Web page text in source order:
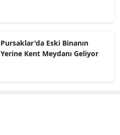
Pursaklar'da Eski Binanın
Yerine Kent Meydanı Geliyor